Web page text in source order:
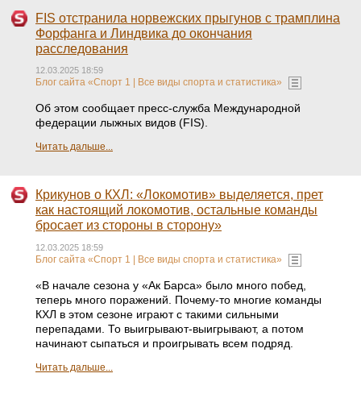
FIS отстранила норвежских прыгунов с трамплина
Форфанга и Линдвика до окончания
расследования
12.03.2025 18:59
Блог сайта «Спорт 1 | Все виды спорта и статистика»
Об этом сообщает пресс-служба Международной
федерации лыжных видов (FIS).
Читать дальше...
Крикунов о КХЛ: «Локомотив» выделяется, прет
как настоящий локомотив, остальные команды
бросает из стороны в сторону»
12.03.2025 18:59
Блог сайта «Спорт 1 | Все виды спорта и статистика»
«В начале сезона у «Ак Барса» было много побед,
теперь много поражений. Почему-то многие команды
КХЛ в этом сезоне играют с такими сильными
перепадами. То выигрывают-выигрывают, а потом
начинают сыпаться и проигрывать всем подряд.
Читать дальше...